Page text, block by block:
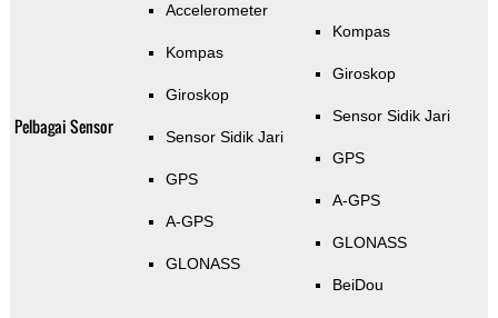
Pelbagai Sensor
Accelerometer
Kompas
Giroskop
Sensor Sidik Jari
GPS
A-GPS
GLONASS
Kompas
Giroskop
Sensor Sidik Jari
GPS
A-GPS
GLONASS
BeiDou